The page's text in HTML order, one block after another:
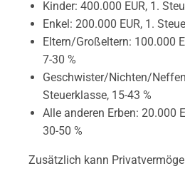
Kinder: 400.000 EUR, 1.
Enkel: 200.000 EUR, 1.
Eltern/Großeltern: 100.000
7-30 %
Geschwister/Nichten/
Steuerklasse, 15-43 %
Alle anderen Erben: 20.000
30-50 %
Zusätzlich kann